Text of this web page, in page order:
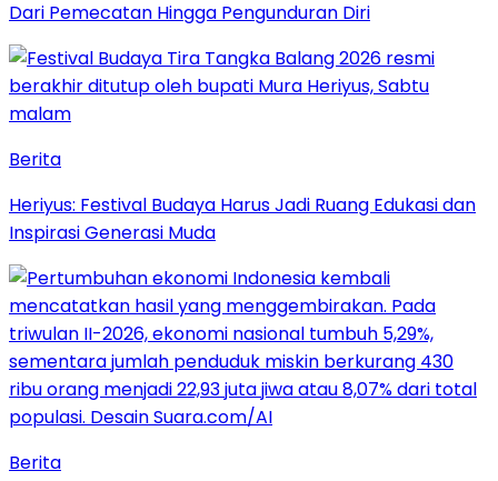
Dari Pemecatan Hingga Pengunduran Diri
Berita
Heriyus: Festival Budaya Harus Jadi Ruang Edukasi dan
Inspirasi Generasi Muda
Berita